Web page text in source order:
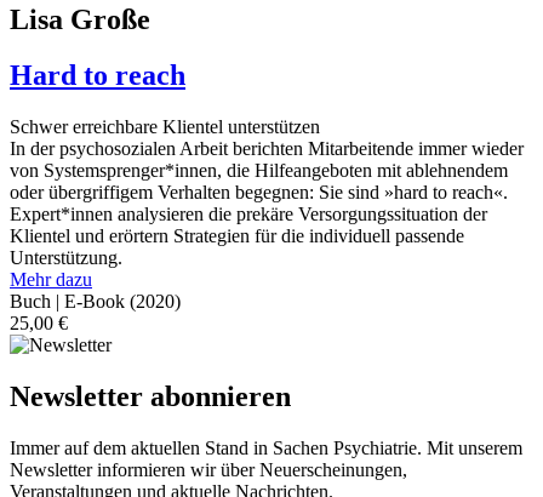
Lisa Große
Hard to reach
Schwer erreichbare Klientel unterstützen
In der psychosozialen Arbeit berichten Mitarbeitende immer wieder
von Systemsprenger*innen, die Hilfeangeboten mit ablehnendem
oder übergriffigem Verhalten begegnen: Sie sind »hard to reach«.
Expert*innen analysieren die prekäre Versorgungssituation der
Klientel und erörtern Strategien für die individuell passende
Unterstützung.
Mehr dazu
Buch | E-Book (2020)
25,00 €
Newsletter abonnieren
Immer auf dem aktuellen Stand in Sachen Psychiatrie. Mit unserem
Newsletter informieren wir über Neuerscheinungen,
Veranstaltungen und aktuelle Nachrichten.